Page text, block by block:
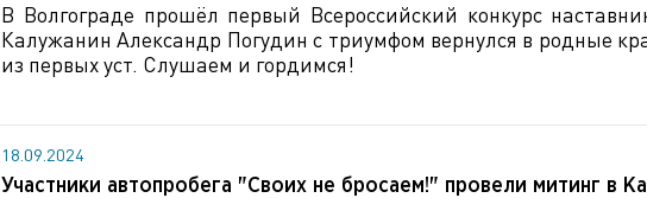
В Волгограде прошёл первый Всероссийский конкурс
Калужанин Александр Погудин с триумфом вернулся в родные
из первых уст. Слушаем и гордимся!
18.09.2024
Участники автопробега "Своих не бросаем!" провели митинг в